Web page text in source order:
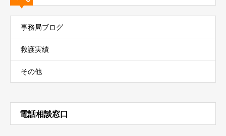
事務局ブログ
救護実績
その他
電話相談窓口